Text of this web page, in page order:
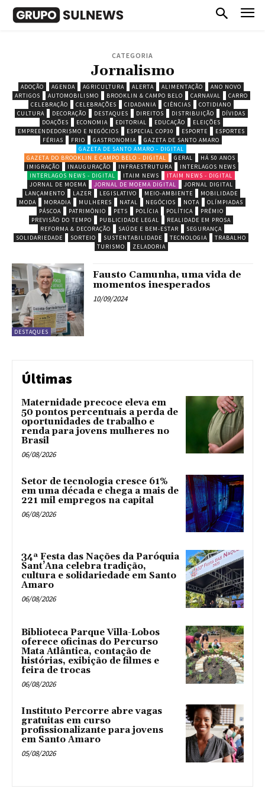
CATEGORIA
Jornalismo
ADOÇÃO AGENDA AGRICULTURA ALERTA ALIMENTAÇÃO
ANO NOVO
ARTIGOS
AUTOMOBILISMO BROOKLIN & CAMPO BELO CARNAVAL
CARRO
CELEBRAÇÃO
CELEBRAÇÕES CIDADANIA CIÊNCIAS
COTIDIANO
CULTURA
DECORAÇÃO DESTAQUES DIREITOS DISTRIBUIÇÃO
DÍVIDAS
DOAÇÕES
ECONOMIA EDITORIAL EDUCAÇÃO
ELEIÇÕES
EMPREENDEDORISMO E NEGÓCIOS
ESPECIAL COP30 ESPORTE
ESPORTES
FÉRIAS
FRIO GASTRONOMIA
GAZETA DE SANTO AMARO
GAZETA DE SANTO AMARO - DIGITAL
GAZETA DO BROOKLIN E CAMPO BELO - DIGITAL
GERAL
HÁ 50 ANOS
IMIGRAÇÃO
INAUGURAÇÃO INFRAESTRUTURA
INTERLAGOS NEWS
INTERLAGOS NEWS - DIGITAL
ITAIM NEWS
ITAIM NEWS - DIGITAL
JORNAL DE MOEMA
JORNAL DE MOEMA DIGITAL
JORNAL DIGITAL
LANÇAMENTO
LAZER LEGISLATIVO MEIO-AMBIENTE
MOBILIDADE
MODA
MORADIA MULHERES NATAL NEGÓCIOS NOTA
OLÍMPIADAS
PÁSCOA
PATRIMÔNIO PETS POLÍCIA POLÍTICA
PRÊMIO
PREVISÃO DO TEMPO
PUBLICIDADE LEGAL
REALIDADE EM PROSA
REFORMA & DECORAÇÃO
SAÚDE E BEM-ESTAR
SEGURANÇA
SOLIDARIEDADE
SORTEIO SUSTENTABILIDADE TECNOLOGIA
TRABALHO
TURISMO
ZELADORIA
DESTAQUES
Fausto Camunha, uma vida de
momentos inesperados
10/09/2024
Últimas
Maternidade precoce eleva em
50 pontos percentuais a perda de
oportunidades de trabalho e
renda para jovens mulheres no
Brasil
06/08/2026
Setor de tecnologia cresce 61%
em uma década e chega a mais de
221 mil empregos na capital
06/08/2026
34ª Festa das Nações da Paróquia
Sant’Ana celebra tradição,
cultura e solidariedade em Santo
Amaro
06/08/2026
Biblioteca Parque Villa-Lobos
oferece oficinas do Percurso
Mata Atlântica, contação de
histórias, exibição de filmes e
feira de trocas
06/08/2026
Instituto Percorre abre vagas
gratuitas em curso
profissionalizante para jovens
em Santo Amaro
05/08/2026